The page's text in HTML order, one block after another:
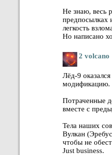
Не знаю, весь
предпосылках
легкость
Но написано
2 volcano
Лёд-9
модификацию.
Потраченные
вместе с
Тела наших
Вулкан
чтобы не
Just business.